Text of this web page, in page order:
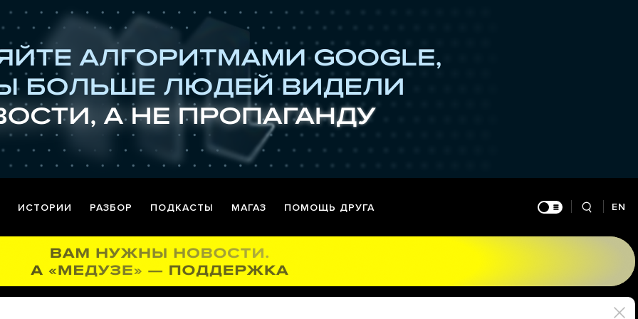
ИСТОРИИ РАЗБОР ПОДКАСТЫ МАГАЗ ПОМОЩЬ ДРУГА EN